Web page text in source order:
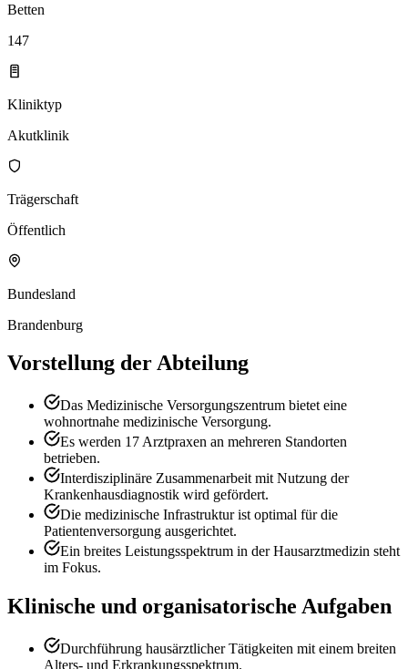
Betten
147
Kliniktyp
Akutklinik
Trägerschaft
Öffentlich
Bundesland
Brandenburg
Vorstellung der Abteilung
Das Medizinische Versorgungszentrum bietet eine
wohnortnahe medizinische Versorgung.
Es werden 17 Arztpraxen an mehreren Standorten
betrieben.
Interdisziplinäre Zusammenarbeit mit Nutzung der
Krankenhausdiagnostik wird gefördert.
Die medizinische Infrastruktur ist optimal für die
Patientenversorgung ausgerichtet.
Ein breites Leistungsspektrum in der Hausarztmedizin steht
im Fokus.
Klinische und organisatorische Aufgaben
Durchführung hausärztlicher Tätigkeiten mit einem breiten
Alters- und Erkrankungsspektrum.